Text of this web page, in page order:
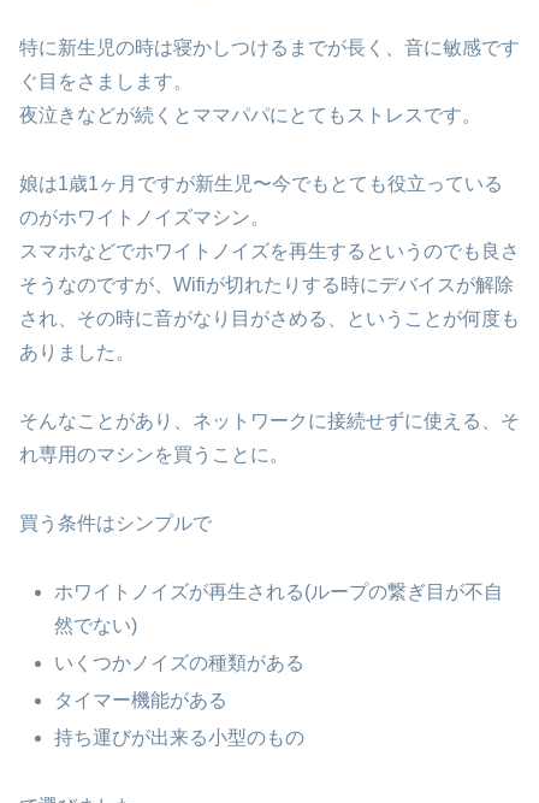
特に新生児の時は寝かしつけるまでが長く、音に敏感です
ぐ目をさまします。
夜泣きなどが続くとママパパにとてもストレスです。
娘は1歳1ヶ月ですが新生児〜今でもとても役立っている
のがホワイトノイズマシン。
スマホなどでホワイトノイズを再生するというのでも良さ
そうなのですが、Wifiが切れたりする時にデバイスが解除
され、その時に音がなり目がさめる、ということが何度も
ありました。
そんなことがあり、ネットワークに接続せずに使える、そ
れ専用のマシンを買うことに。
買う条件はシンプルで
ホワイトノイズが再生される(ループの繋ぎ目が不自
然でない)
いくつかノイズの種類がある
タイマー機能がある
持ち運びが出来る小型のもの